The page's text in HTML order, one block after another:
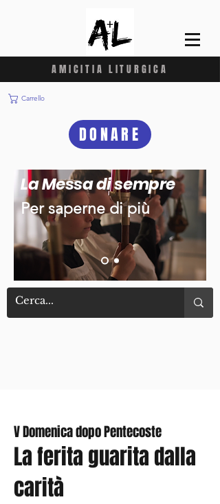
AMICITIA LITURGICA
Carrello
DONARE
La Messa di sempre
Per saperne di più
V Domenica dopo Pentecoste
La ferita guarita dalla
carità